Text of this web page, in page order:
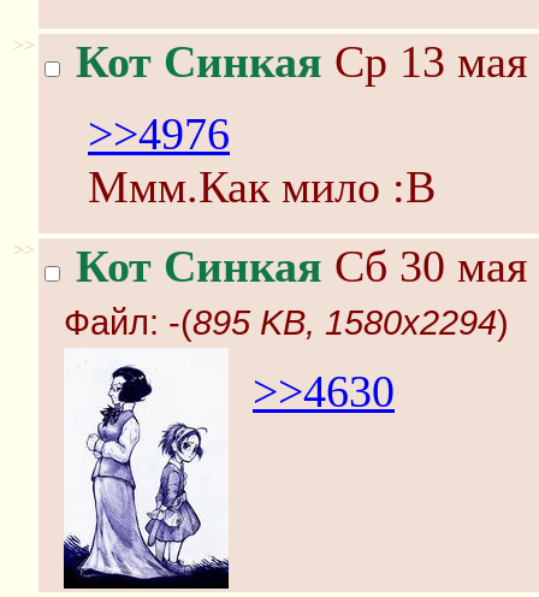
>> Кот Синкая Ср 13 мая
>>4976
Ммм.Как мило :В
>> Кот Синкая Сб 30 мая
Файл: -(895 KB, 1580x2294)
>>4630